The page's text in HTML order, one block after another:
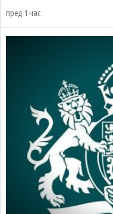
пред 1 час